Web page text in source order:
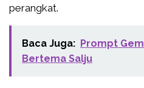
perangkat.
Baca Juga: Prompt
Bertema Salju